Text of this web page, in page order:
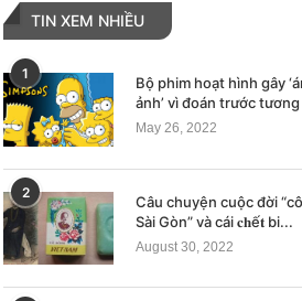
TIN XEM NHIỀU
1
Bộ phim hoạt hình gây
ảnh’ vì đoán trước tương
May 26, 2022
2
Câu chuyện cuộc đời
Sài Gòn” và cái 𝐜𝐡ế𝐭 bi...
August 30, 2022